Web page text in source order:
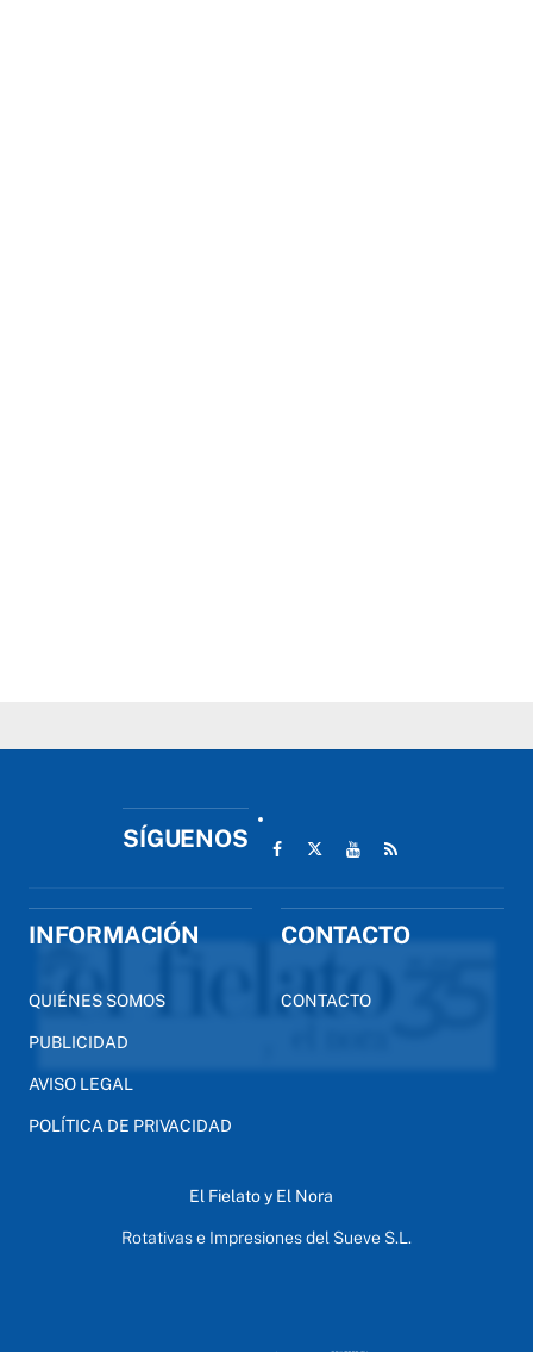
SÍGUENOS
INFORMACIÓN
QUIÉNES SOMOS
PUBLICIDAD
AVISO LEGAL
POLÍTICA DE PRIVACIDAD
CONTACTO
CONTACTO
El Fielato y El Nora
Rotativas e Impresiones del Sueve S.L.